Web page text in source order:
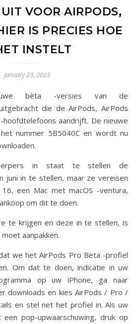
VOOR AIRPODS,
IS PRECIES HOE
INSTELT
January 23, 2023
die de AirPods, AirPods
hoofdtelefoons aandrijft. De nieuwe
nummer 5B5040C en wordt nu
in staat te stellen de
juni in te stellen, maar ze vereisen
een Mac met macOS -ventura,
om dit te doen.
te krijgen en deze in te stellen, is
aanpakken.
we het AirPods Pro Beta -profiel
Om dat te doen, indicatie in uw
op uw iPhone, ga naar
downloads en kies AirPods / Pro /
en stel net het profiel in. Als uw
pop-upwaarschuwing, druk op